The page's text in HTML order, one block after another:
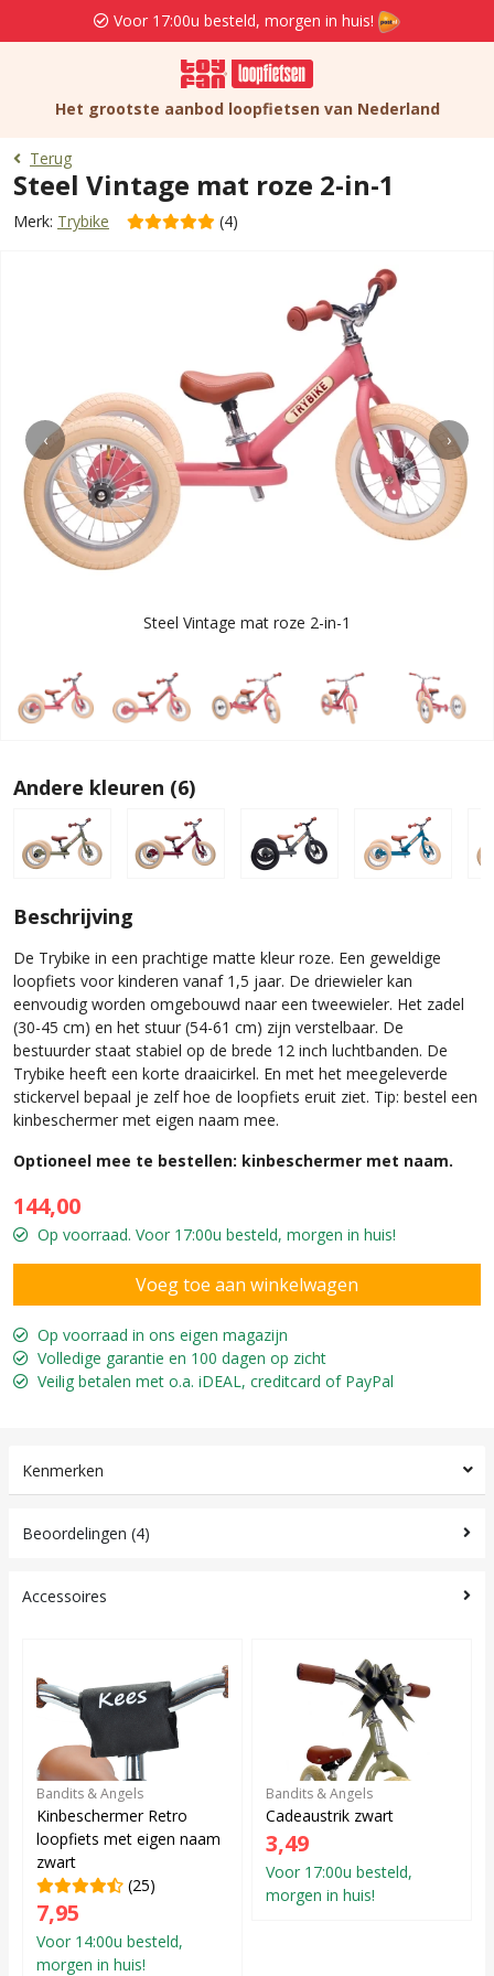
Voor 17:00u besteld, morgen in huis!
Het grootste aanbod loopfietsen van Nederland
Terug
Steel Vintage mat roze 2-in-1
Merk: Trybike (4)
‹ ›
Steel Vintage mat roze 2-in-1
Andere kleuren (6)
Beschrijving
De Trybike in een prachtige matte kleur roze. Een geweldige
loopfiets voor kinderen vanaf 1,5 jaar. De driewieler kan
eenvoudig worden omgebouwd naar een tweewieler. Het zadel
(30-45 cm) en het stuur (54-61 cm) zijn verstelbaar. De
bestuurder staat stabiel op de brede 12 inch luchtbanden. De
Trybike heeft een korte draaicirkel. En met het meegeleverde
stickervel bepaal je zelf hoe de loopfiets eruit ziet. Tip: bestel een
kinbeschermer met eigen naam mee.
Optioneel mee te bestellen: kinbeschermer met naam.
144,00
Op voorraad. Voor 17:00u besteld, morgen in huis!
Op voorraad in ons eigen magazijn
Volledige garantie en 100 dagen op zicht
Veilig betalen met o.a. iDEAL, creditcard of PayPal
Kenmerken
Beoordelingen (4)
Accessoires
Bandits & Angels
Kinbeschermer Retro
loopfiets met eigen naam
zwart
(25)
7,95
Voor 14:00u besteld,
morgen in huis!
Bandits & Angels
Cadeaustrik zwart
3,49
Voor 17:00u besteld,
morgen in huis!